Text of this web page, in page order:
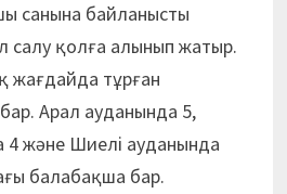
санына байланысты
салу қолға алынып жатыр.
жағдайда тұрған
Арал ауданында 5,
4 және Шиелі ауданында
балабақша бар.